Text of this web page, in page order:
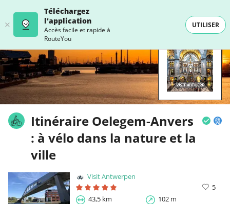
Téléchargez
l'application
Accès facile et rapide à
RouteYou
UTILISER
Itinéraire Oelegem-Anvers
: à vélo dans la nature et la
ville
Visit Antwerpen
5
43,5 km
102 m